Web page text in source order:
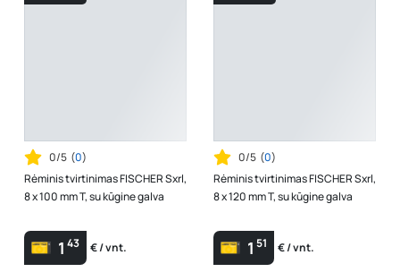
0/5 (0)
Rėminis tvirtinimas FISCHER Sxrl,
8 x 100 mm T, su kūgine galva
1 43 € / vnt.
0/5 (0)
Rėminis tvirtinimas FISCHER Sxrl,
8 x 120 mm T, su kūgine galva
1 51 € / vnt.